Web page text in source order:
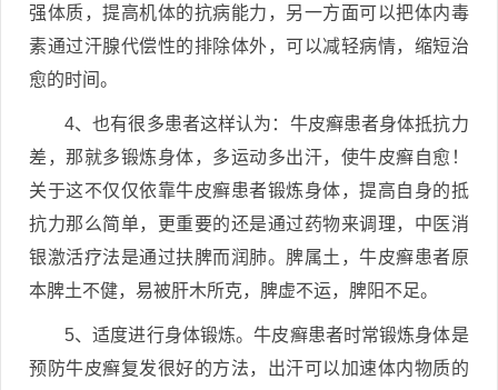
强体质，提高机体的抗病能力，另一方面可以把体内毒
素通过汗腺代偿性的排除体外，可以减轻病情，缩短治
愈的时间。
4、也有很多患者这样认为：牛皮癣患者身体抵抗力
差，那就多锻炼身体，多运动多出汗，使牛皮癣自愈！
关于这不仅仅依靠牛皮癣患者锻炼身体，提高自身的抵
抗力那么简单，更重要的还是通过药物来调理，中医消
银激活疗法是通过扶脾而润肺。脾属土，牛皮癣患者原
本脾土不健，易被肝木所克，脾虚不运，脾阳不足。
5、适度进行身体锻炼。牛皮癣患者时常锻炼身体是
预防牛皮癣复发很好的方法，出汗可以加速体内物质的